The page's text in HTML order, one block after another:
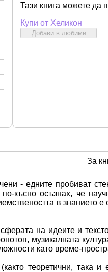
Тази книга можете да
Купи от Хеликон
Добави в любими
За
- едните пробиват
късно осъзнах, че
в знанието
на идеите и
музикалната
като време-
теоретични, така и